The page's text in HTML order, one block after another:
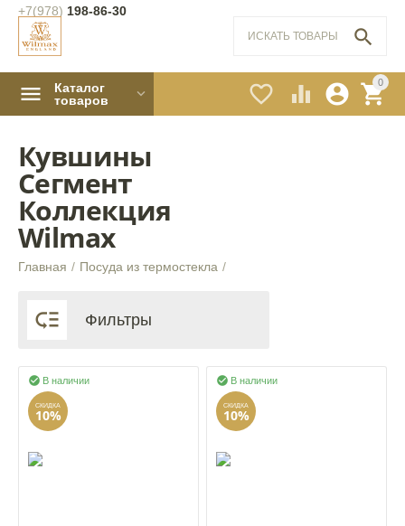
+7(978) 198-86-30
0


 

Каталог
товаров
Кувшины
Сегмент
Коллекция
Wilmax
Главная / Посуда из термостекла /
 Фильтры
В наличии

СКИДКА
10%
В наличии

СКИДКА
10%